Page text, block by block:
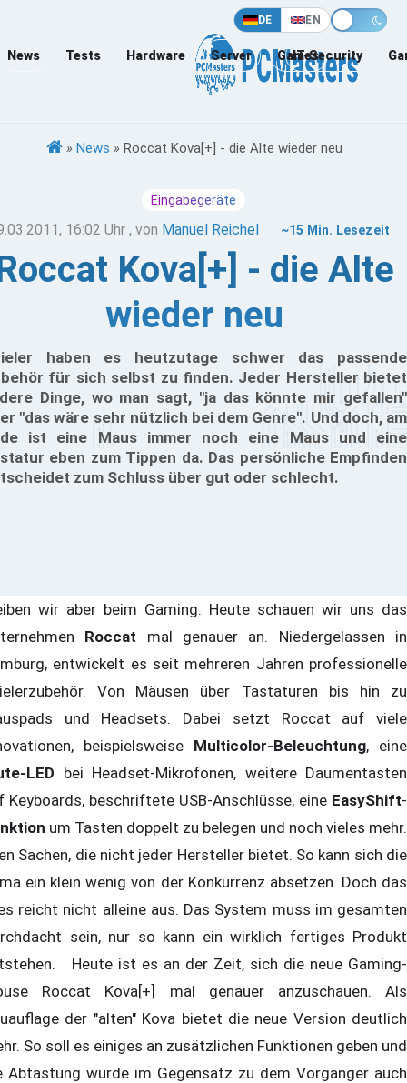
DE EN
News Tests Hardware Server Games
IT-Security
» News » Roccat Kova[+] - die Alte wieder neu
Eingabegeräte
16:02 Uhr , von Manuel Reichel ~15 Min. Lesezeit
Kova[+] - die Alte
wieder neu
haben es heutzutage schwer das passende
für sich selbst zu finden. Jeder Hersteller bietet
Dinge, wo man sagt, "ja das könnte mir gefallen"
"das wäre sehr nützlich bei dem Genre". Und doch, am
ist eine Maus immer noch eine Maus und eine
eben zum Tippen da. Das persönliche Empfinden
zum Schluss über gut oder schlecht.
wir aber beim Gaming. Heute schauen wir uns das
Roccat mal genauer an. Niedergelassen in
entwickelt es seit mehreren Jahren professionelle
Von Mäusen über Tastaturen bis hin zu
und Headsets. Dabei setzt Roccat auf viele
beispielsweise Multicolor-Beleuchtung, eine
LED bei Headset-Mikrofonen, weitere Daumentasten
Keyboards, beschriftete USB-Anschlüsse, eine EasyShift-
um Tasten doppelt zu belegen und noch vieles mehr.
Sachen, die nicht jeder Hersteller bietet. So kann sich die
ein klein wenig von der Konkurrenz absetzen. Doch das
reicht nicht alleine aus. Das System muss im gesamten
sein, nur so kann ein wirklich fertiges Produkt
Heute ist es an der Zeit, sich die neue Gaming-
Roccat Kova[+] mal genauer anzuschauen. Als
der "alten" Kova bietet die neue Version deutlich
So soll es einiges an zusätzlichen Funktionen geben und
Abtastung wurde im Gegensatz zu dem Vorgänger auch